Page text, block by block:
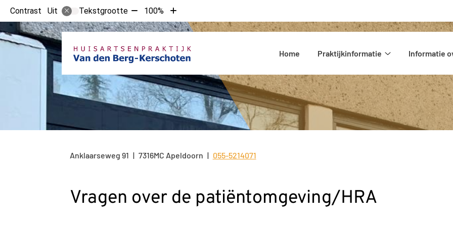
Contrast Uit Tekstgrootte Tekst
verkleinen
met
100%
Tekst
vergroten
met
Home
Praktijkinformatie
Informatie
Anklaarseweg 91 7316MC Apeldoorn Tel:
055-5214071
Vragen over de patiëntomgeving/HRA